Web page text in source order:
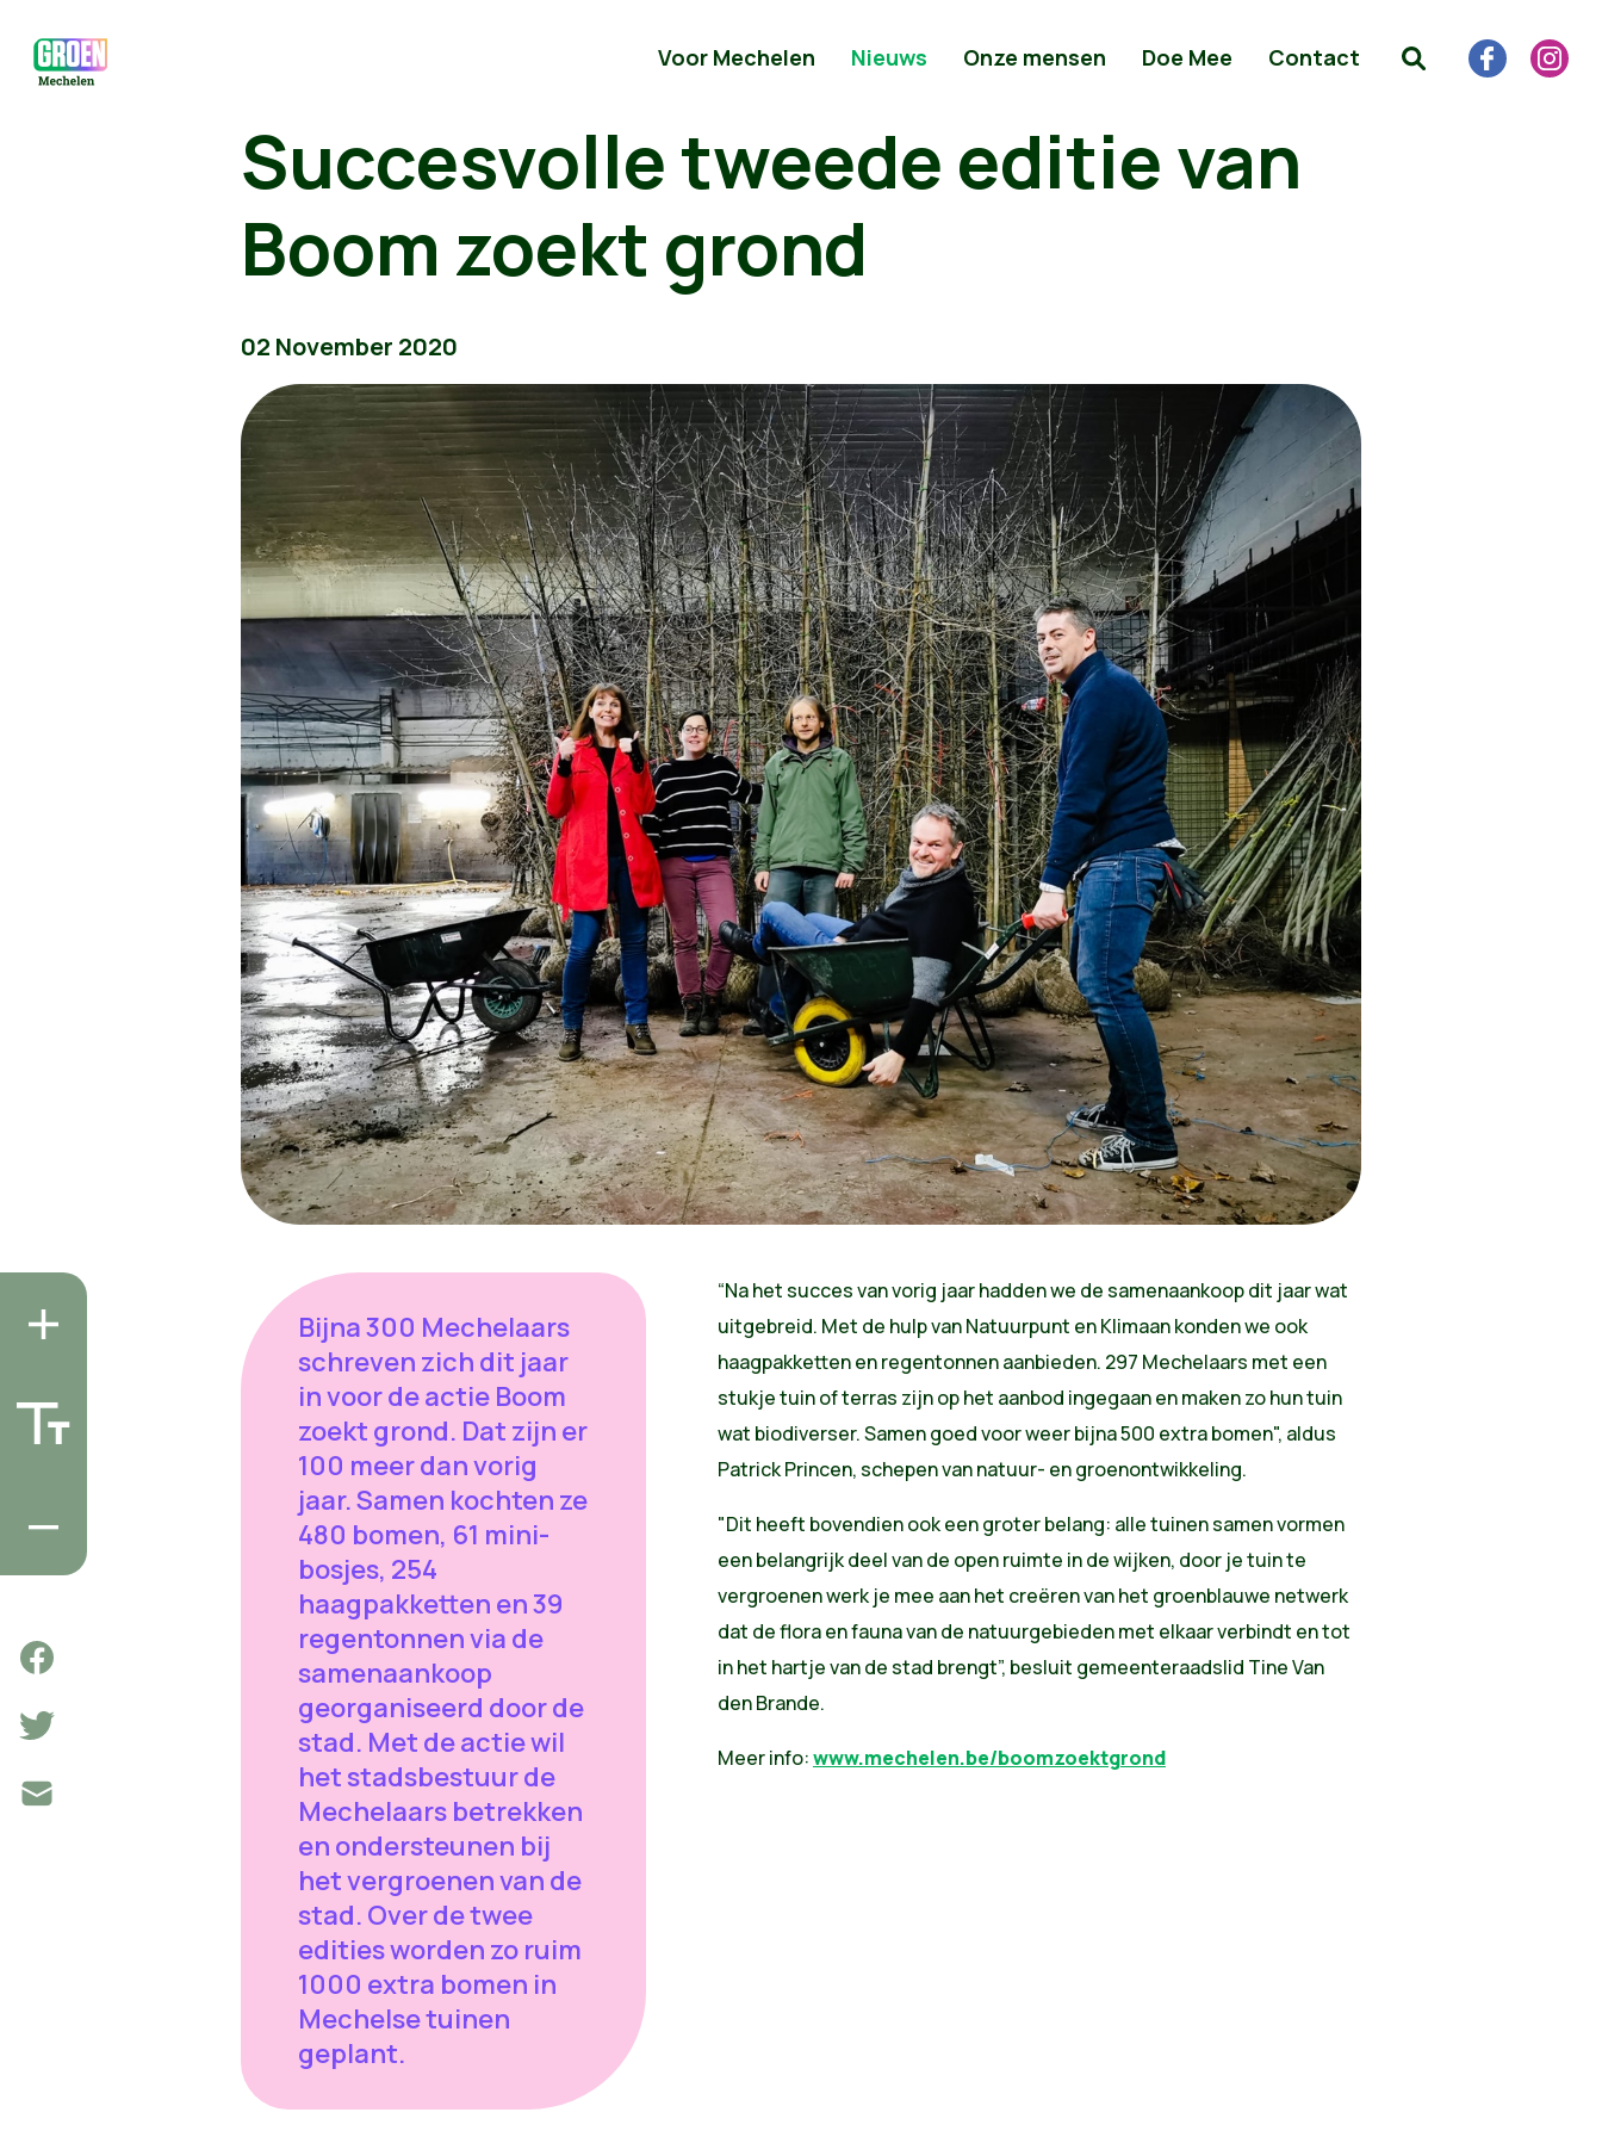
Voor Mechelen Nieuws Onze mensen Doe Mee Contact
Succesvolle tweede editie van
Boom zoekt grond
02 November 2020
Bijna 300 Mechelaars
schreven zich dit jaar
in voor de actie Boom
zoekt grond. Dat zijn er
100 meer dan vorig
jaar. Samen kochten ze
480 bomen, 61 mini-
bosjes, 254
haagpakketten en 39
regentonnen via de
samenaankoop
georganiseerd door de
stad. Met de actie wil
het stadsbestuur de
Mechelaars betrekken
en ondersteunen bij
het vergroenen van de
stad. Over de twee
edities worden zo ruim
1000 extra bomen in
Mechelse tuinen
geplant.
“Na het succes van vorig jaar hadden we de samenaankoop dit jaar wat
uitgebreid. Met de hulp van Natuurpunt en Klimaan konden we ook
haagpakketten en regentonnen aanbieden. 297 Mechelaars met een
stukje tuin of terras zijn op het aanbod ingegaan en maken zo hun tuin
wat biodiverser. Samen goed voor weer bijna 500 extra bomen", aldus
Patrick Princen, schepen van natuur- en groenontwikkeling.
"Dit heeft bovendien ook een groter belang: alle tuinen samen vormen
een belangrijk deel van de open ruimte in de wijken, door je tuin te
vergroenen werk je mee aan het creëren van het groenblauwe netwerk
dat de flora en fauna van de natuurgebieden met elkaar verbindt en tot
in het hartje van de stad brengt”, besluit gemeenteraadslid Tine Van
den Brande.
Meer info:www.mechelen.be/boomzoektgrond